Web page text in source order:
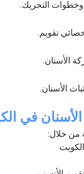
وخطوات التحريك.
تقويم.
الأسنان.
في